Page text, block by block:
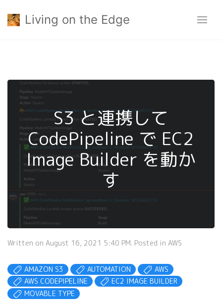
Living on the Edge
S3 と連携して
CodePipeline で EC2
Image Builder を動か
す
Written on August 16, 2021 5:40 PM. Posted in AWS
AMAZON S3 AUTOMATION
AWS
AWS CODEPIPELINE
EC2 IMAGE BUILDER
MOVABLE TYPE